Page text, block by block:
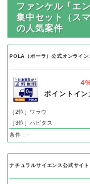
ファンケル「エ
集中セット（ス
の人気案件
POLA（ポーラ）公式オンライン
ポイントイン
［2位］ワラウ
［3位］ハピタス
条件：-
ナチュラルサイエンス公式サイト